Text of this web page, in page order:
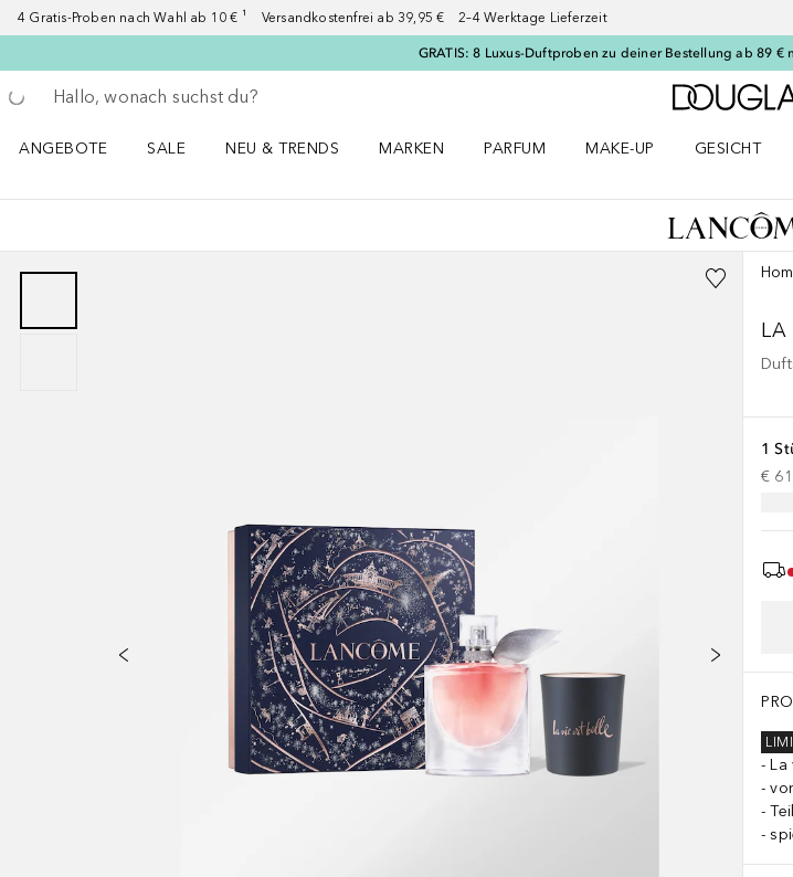
4 Gratis-Proben nach Wahl ab 10 € ¹ Versandkostenfrei ab 39,95 € 2–4 Werktage Lieferzeit
GRATIS: 8 Luxus-Duftproben zu deiner Bestellung ab 89 €
Gehe zurück
Suche ausführen
ANGEBOTE
SALE
NEU & TRENDS
MARKEN
PARFUM
MAKE-UP
GESICHT
LA
1
€
La